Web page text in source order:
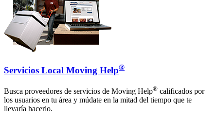
Servicios Local Moving Help®
Busca proveedores de servicios de Moving Help® calificados por
los usuarios en tu área y múdate en la mitad del tiempo que te
llevaría hacerlo.